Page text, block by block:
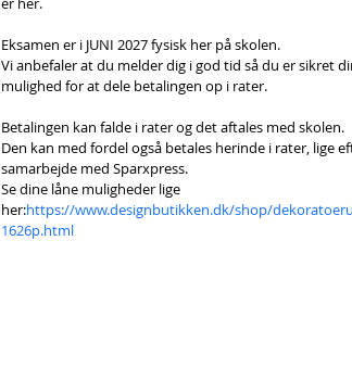
Eksamen er i JUNI 2027 fysisk her på skolen.
Vi anbefaler at du melder dig i god tid så du er sikret
mulighed for at dele betalingen op i rater.
Betalingen kan falde i rater og det aftales med skolen.
Den kan med fordel også betales herinde i rater, lige
samarbejde med Sparxpress.
Se dine låne muligheder lige
her:https://www.designbutikken.dk/shop/
1626p.html